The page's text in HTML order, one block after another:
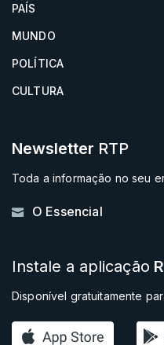
PAÍS
MUNDO
POLÍTICA
CULTURA
Newsletter RTP
Toda a informação no seu
O Essencial
Instale a aplicação
Disponível gratuitamente